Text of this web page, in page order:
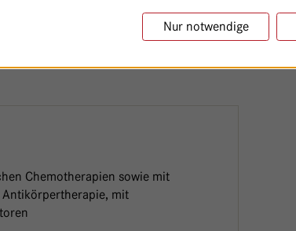
Chemotherapien sowie mit
Antikörpertherapie, mit
Nur notwendige